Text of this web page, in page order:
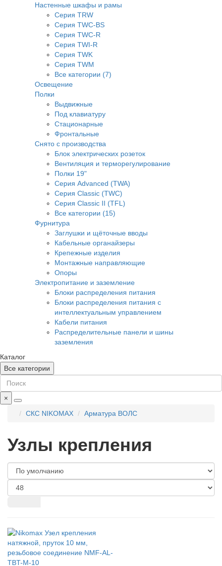
Настенные шкафы и рамы
Серия TRW
Серия TWC-BS
Серия TWC-R
Серия TWI-R
Серия TWK
Серия TWM
Все категории (7)
Освещение
Полки
Выдвижные
Под клавиатуру
Стационарные
Фронтальные
Снято с производства
Блок электрических розеток
Вентиляция и терморегулирование
Полки 19"
Серия Advanced (TWA)
Серия Classic (TWC)
Серия Classic II (TFL)
Все категории (15)
Фурнитура
Заглушки и щёточные вводы
Кабельные органайзеры
Крепежные изделия
Монтажные направляющие
Опоры
Электропитание и заземление
Блоки распределения питания
Блоки распределения питания с
интеллектуальным управлением
Кабели питания
Распределительные панели и шины
заземления
Каталог
Все категории
×
СКС NIKOMAX
Арматура ВОЛС
Узлы крепления